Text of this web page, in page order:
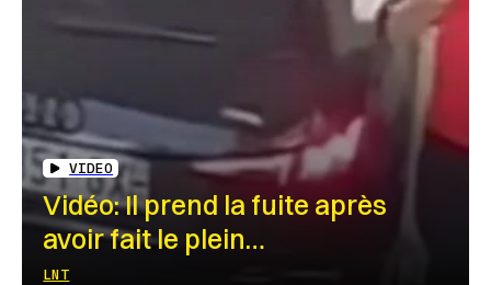
VIDEO
Vidéo: Il prend la fuite après
avoir fait le plein…
LNT